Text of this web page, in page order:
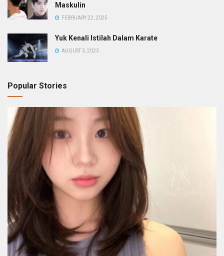
Maskulin
FEBRUARY 22, 2025
Yuk Kenali Istilah Dalam Karate
AUGUST 3, 2023
Popular Stories